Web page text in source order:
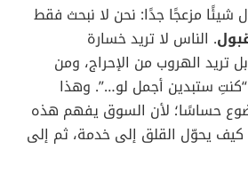
شيئًا مزعجًا جدًا: نحن لا نبحث فقط
. الناس لا تريد خسارة
تريد الهروب من الإحراج، ومن
“كنتِ ستبدين أجمل لو…”. وهذا
حساسًا؛ لأن السوق يفهم هذه
كيف يحوّل القلق إلى خدمة، ثم إلى